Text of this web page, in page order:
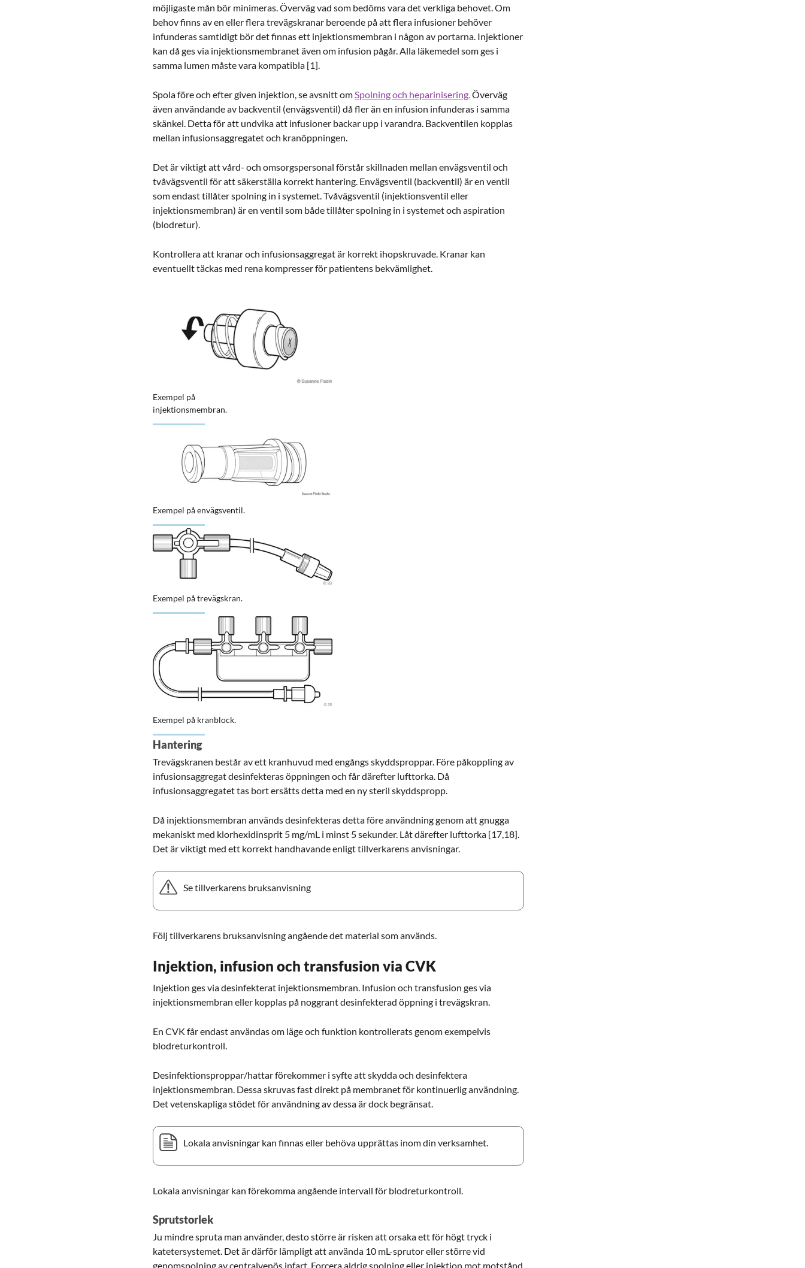
möjligaste mån bör minimeras. Överväg vad som bedöms vara det verkliga behovet. Om
behov finns av en eller flera trevägskranar beroende på att flera infusioner behöver
infunderas samtidigt bör det finnas ett injektionsmembran i någon av portarna. Injektioner
kan då ges via injektionsmembranet även om infusion pågår. Alla läkemedel som ges i
samma lumen måste vara kompatibla [1].
Spola före och efter given injektion, se avsnitt omSpolning och heparinisering.Överväg
även användande av backventil (envägsventil) då fler än en infusion infunderas i samma
skänkel. Detta för att undvika att infusioner backar upp i varandra. Backventilen kopplas
mellan infusionsaggregatet och kranöppningen.
Det är viktigt att vård- och omsorgspersonal förstår skillnaden mellan envägsventil och
tvåvägsventil för att säkerställa korrekt hantering. Envägsventil (backventil) är en ventil
som endast tillåter spolning in i systemet. Tvåvägsventil (injektionsventil eller
injektionsmembran) är en ventil som både tillåter spolning in i systemet och aspiration
(blodretur).
Kontrollera att kranar och infusionsaggregat är korrekt ihopskruvade. Kranar kan
eventuellt täckas med rena kompresser för patientens bekvämlighet.
Exempel på
injektionsmembran.
Exempel på envägsventil.
Exempel på trevägskran.
Exempel på kranblock.
Hantering
Trevägskranen består av ett kranhuvud med engångs skyddsproppar. Före påkoppling av
infusionsaggregat desinfekteras öppningen och får därefter lufttorka. Då
infusionsaggregatet tas bort ersätts detta med en ny steril skyddspropp.
Då injektionsmembran används desinfekteras detta före användning genom att gnugga
mekaniskt med klorhexidinsprit 5 mg/mL i minst 5 sekunder. Låt därefter lufttorka [17,18].
Det är viktigt med ett korrekt handhavande enligt tillverkarens anvisningar.
Se tillverkarens bruksanvisning
Följ tillverkarens bruksanvisning angående det material som används.
Injektion, infusion och transfusion via CVK
Injektion ges via desinfekterat injektionsmembran. Infusion och transfusion ges via
injektionsmembran eller kopplas på noggrant desinfekterad öppning i trevägskran.
En CVK får endast användas om läge och funktion kontrollerats genom exempelvis
blodreturkontroll.
Desinfektionsproppar/hattar förekommer i syfte att skydda och desinfektera
injektionsmembran. Dessa skruvas fast direkt på membranet för kontinuerlig användning.
Det vetenskapliga stödet för användning av dessa är dock begränsat.
Lokala anvisningar kan finnas eller behöva upprättas inom din verksamhet.
Lokala anvisningar kan förekomma angående intervall för blodreturkontroll.
Sprutstorlek
Ju mindre spruta man använder, desto större är risken att orsaka ett för högt tryck i
katetersystemet. Det är därför lämpligt att använda 10 mL-sprutor eller större vid
genomspolning av centralvenös infart. Forcera aldrig spolning eller injektion mot motstånd